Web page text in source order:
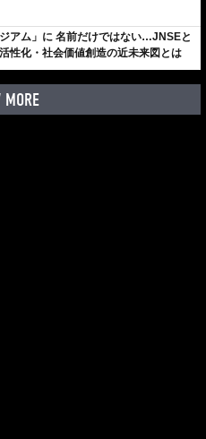
アム」に 名前だけではない…JNSEと
性化・社会価値創造の近未来図とは
MORE